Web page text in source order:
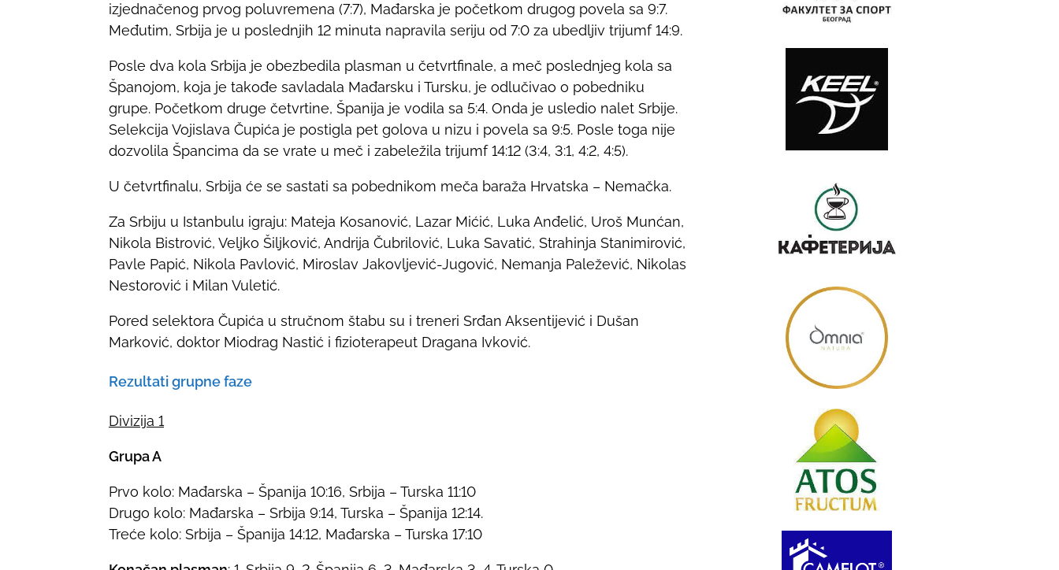
o
s
o
n
:
izjednačenog prvog poluvremena (7:7), Mađarska je početkom drugog povela sa 9:7.
Međutim, Srbija je u poslednjih 12 minuta napravila seriju od 7:0 za ubedljiv trijumf 14:9.
Posle dva kola Srbija je obezbedila plasman u četvrtfinale, a meč poslednjeg kola sa
Španojom, koja je takođe savladala Mađarsku i Tursku, je odlučivao o pobedniku
grupe. Početkom druge četvrtine, Španija je vodila sa 5:4. Onda je usledio nalet Srbije.
Selekcija Vojislava Čupića je postigla pet golova u nizu i povela sa 9:5. Posle toga nije
dozvolila Špancima da se vrate u meč i zabeležila trijumf 14:12 (3:4, 3:1, 4:2, 4:5).
U četvrtfinalu, Srbija će se sastati sa pobednikom meča baraža Hrvatska – Nemačka.
Za Srbiju u Istanbulu igraju: Mateja Kosanović, Lazar Mićić, Luka Anđelić, Uroš Munćan,
Nikola Bistrović, Veljko Šiljković, Andrija Čubrilović, Luka Savatić, Strahinja Stanimirović,
Pavle Papić, Nikola Pavlović, Miroslav Jakovljević-Jugović, Nemanja Paležević, Nikolas
Nestorović i Milan Vuletić.
Pored selektora Čupića u stručnom štabu su i treneri Srđan Aksentijević i Dušan
Marković, doktor Miodrag Nastić i fizioterapeut Dragana Ivković.
Rezultati grupne faze
Divizija 1
Grupa A
Prvo kolo: Mađarska – Španija 10:16, Srbija – Turska 11:10
Drugo kolo: Mađarska – Srbija 9:14, Turska – Španija 12:14.
Treće kolo: Srbija – Španija 14:12, Mađarska – Turska 17:10